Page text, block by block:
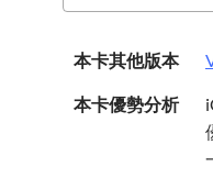
本卡其他版本
本卡優勢分析